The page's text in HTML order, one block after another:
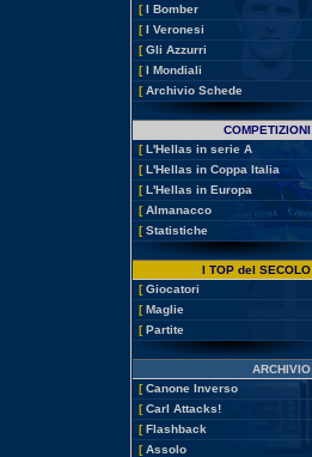
[ I Bomber
[ I Veronesi
[ Gli Azzurri
[ I Mondiali
[ Archivio Schede
COMPETIZIONI
[ L'Hellas in serie A
[ L'Hellas in Coppa Italia
[ L'Hellas in Europa
[ Almanacco
[ Statistiche
I TOP del SECOLO
[ Giocatori
[ Maglie
[ Partite
ARCHIVIO
[ Canone Inverso
[ Carl Attacks!
[ Flashback
[ Assolo